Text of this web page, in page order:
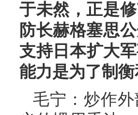
于未然，正是
防长赫格塞思
支持日本扩大
能力是为了制
毛宁：炒作